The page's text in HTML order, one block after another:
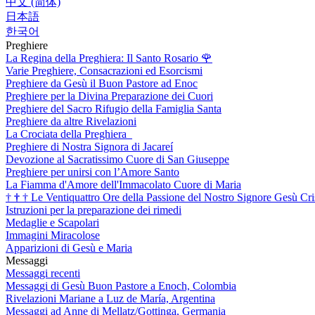
日本語
한국어
Preghiere
La Regina della Preghiera: Il Santo Rosario 🌹
Varie Preghiere, Consacrazioni ed Esorcismi
Preghiere da Gesù il Buon Pastore ad Enoc
Preghiere per la Divina Preparazione dei Cuori
Preghiere del Sacro Rifugio della Famiglia Santa
Preghiere da altre Rivelazioni
La Crociata della Preghiera
Preghiere di Nostra Signora di Jacareí
Devozione al Sacratissimo Cuore di San Giuseppe
Preghiere per unirsi con l’Amore Santo
La Fiamma d'Amore dell'Immacolato Cuore di Maria
† † † Le Ventiquattro Ore della Passione del Nostro Signore Gesù
Istruzioni per la preparazione dei rimedi
Medaglie e Scapolari
Immagini Miracolose
Apparizioni di Gesù e Maria
Messaggi
Messaggi recenti
Messaggi di Gesù Buon Pastore a Enoch, Colombia
Rivelazioni Mariane a Luz de María, Argentina
Messaggi ad Anne di Mellatz/Gottinga, Germania